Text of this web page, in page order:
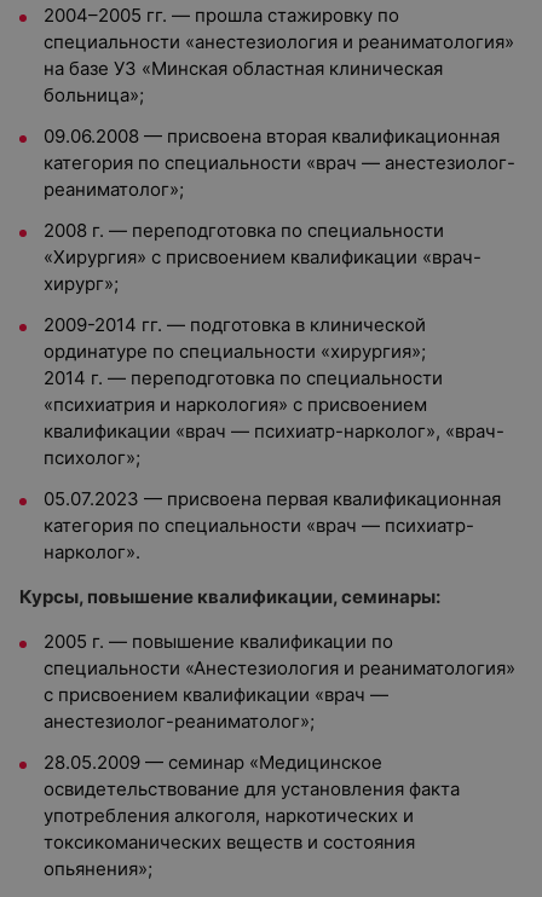
2004–2005 гг. — прошла стажировку по
специальности «анестезиология и реаниматология»
на базе УЗ «Минская областная клиническая
больница»;
09.06.2008 — присвоена вторая квалификационная
категория по специальности «врач — анестезиолог-
реаниматолог»;
2008 г. — переподготовка по специальности
«Хирургия» с присвоением квалификации «врач-
хирург»;
2009-2014 гг. — подготовка в клинической
ординатуре по специальности «хирургия»;
2014 г. — переподготовка по специальности
«психиатрия и наркология» с присвоением
квалификации «врач — психиатр-нарколог», «врач-
психолог»;
05.07.2023 — присвоена первая квалификационная
категория по специальности «врач — психиатр-
нарколог».
Курсы, повышение квалификации, семинары:
2005 г. — повышение квалификации по
специальности «Анестезиология и реаниматология»
с присвоением квалификации «врач —
анестезиолог-реаниматолог»;
28.05.2009 — семинар «Медицинское
освидетельствование для установления факта
употребления алкоголя, наркотических и
токсикоманических веществ и состояния
опьянения»;